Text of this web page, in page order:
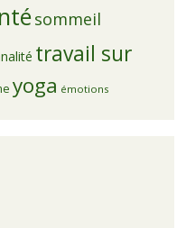
sommeil
travail sur
yoga émotions